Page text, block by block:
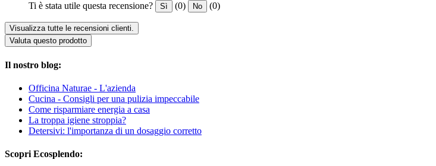
Ti è stata utile questa recensione? Sì (0) No (0)
Visualizza tutte le recensioni clienti.
Valuta questo prodotto
Il nostro blog:
Officina Naturae - L'azienda
Cucina - Consigli per una pulizia impeccabile
Come risparmiare energia a casa
La troppa igiene stroppia?
Detersivi: l'importanza di un dosaggio corretto
Scopri Ecosplendo: